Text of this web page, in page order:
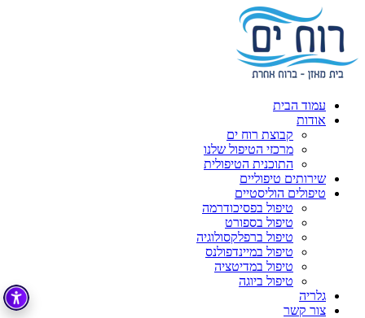
עמוד הבית
אודות
קבוצת רוח ים
מרכזי הטיפול שלנו
התוכנית הטיפולית
שירותים טיפוליים
טיפולים הוליסטיים
טיפול בפסיכודרמה
טיפול בספורט
טיפול ברפלקסולוגיה
טיפול במיינדפולנס
טיפול במדיטציה
טיפול ביוגה
גלריה
צור קשר